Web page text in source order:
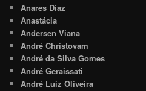
Anares Diaz
Anastácia
Andersen Viana
André Christovam
André da Silva Gomes
André Geraissati
André Luiz Oliveira